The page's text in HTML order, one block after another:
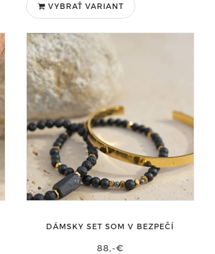
VYBRAŤ VARIANT
DÁMSKY SET SOM V BEZPEČÍ
88,-€